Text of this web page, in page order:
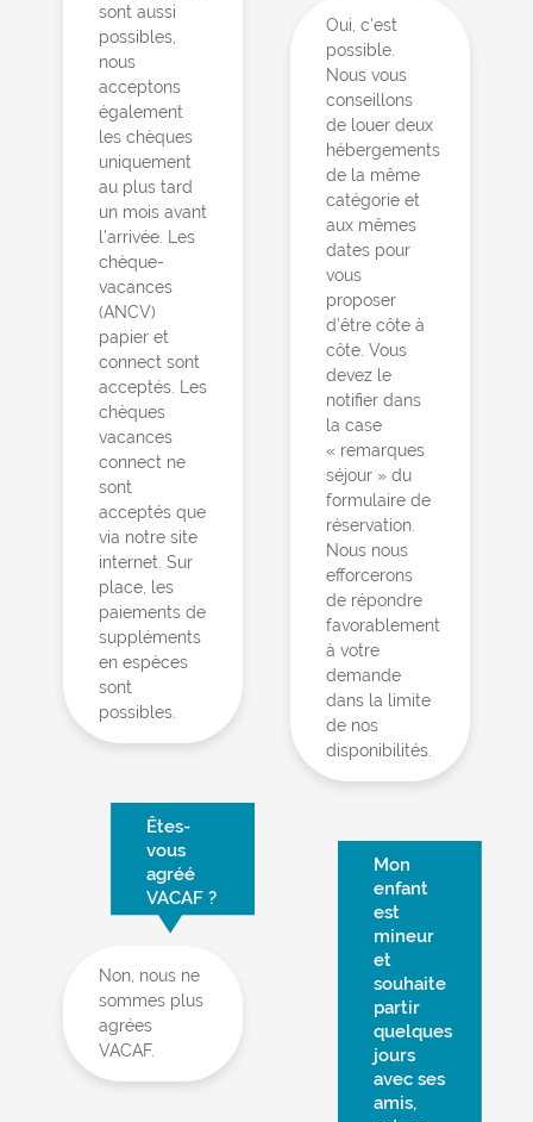
sont aussi
possibles,
nous
acceptons
également
les chèques
uniquement
au plus tard
un mois avant
l’arrivée. Les
chèque-
vacances
(ANCV)
papier et
connect sont
acceptés. Les
chèques
vacances
connect ne
sont
acceptés que
via notre site
internet. Sur
place, les
paiements de
suppléments
en espèces
sont
possibles.
Êtes-
vous
agréé
VACAF ?
Non, nous ne
sommes plus
agrées
VACAF.
Oui, c’est
possible.
Nous vous
conseillons
de louer deux
hébergements
de la même
catégorie et
aux mêmes
dates pour
vous
proposer
d’être côte à
côte. Vous
devez le
notifier dans
la case
« remarques
séjour » du
formulaire de
réservation.
Nous nous
efforcerons
de répondre
favorablement
à votre
demande
dans la limite
de nos
disponibilités.
Mon
enfant
est
mineur
et
souhaite
partir
quelques
jours
avec ses
amis,